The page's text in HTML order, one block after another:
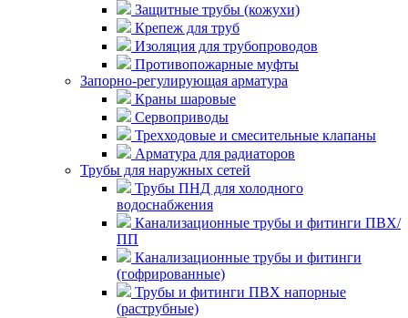
Защитные трубы (кожухи)
Крепеж для труб
Изоляция для трубопроводов
Противопожарные муфты
Запорно-регулирующая арматура
Краны шаровые
Сервоприводы
Трехходовые и смесительные клапаны
Арматура для радиаторов
Трубы для наружных сетей
Трубы ПНД для холодного
водоснабжения
Канализационные трубы и фитинги ПВХ/
ПП
Канализационные трубы и фитинги
(гофрированные)
Трубы и фитинги ПВХ напорные
(раструбные)